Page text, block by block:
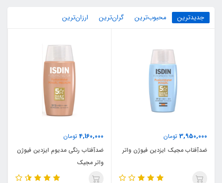
جدیدترین محبوب‌ترین گران‌ترین ارزان‌ترین
3,950,000 تومان
ضدآفتاب مجیک ایزدین فیوژن واتر
4,160,000تومان
ضدآفتاب رنگی مدیوم ایزدین فیوژن
واتر مجیک